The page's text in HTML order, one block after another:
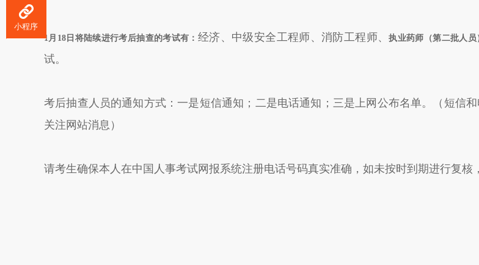
1月18日将陆续进行考后抽查的考试有： 经济、中级安全工程师、消防工程师、执业药师（第二批人员
试。
考后抽查人员的通知方式：一是短信通知；二是电话通知；三是上网公布名单。（短信
关注网站消息）
请考生确保本人在中国人事考试网报系统注册电话号码真实准确，如未按时到期进行复核
小程序